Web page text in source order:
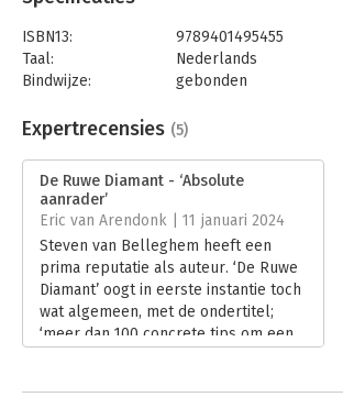
ISBN13:
9789401495455
Taal:
Nederlands
Bindwijze:
gebonden
Uitgever:
Van Duuren Management
Verschijningsdatum:
4-10-2023
Hoofdrubriek: Marketing
Expertrecensies (5)
De Ruwe Diamant - ‘Absolute
aanrader’
Eric van Arendonk | 11 januari 2024
Steven van Belleghem heeft een
prima reputatie als auteur. ‘De Ruwe
Diamant’ oogt in eerste instantie toch
wat algemeen, met de ondertitel;
‘meer dan 100 concrete tips om een